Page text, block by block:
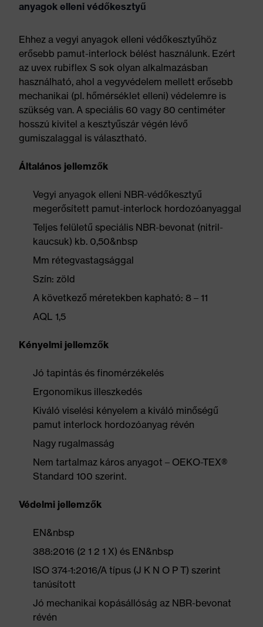
anyagok elleni védőkesztyű
Ehhez a vegyi anyagok elleni védőkesztyűhöz
erősebb pamut-interlock bélést használunk. Ezért
az uvex rubiflex S sok olyan alkalmazásban
használható, ahol a vegyvédelem mellett erősebb
mechanikai (pl. hőmérséklet elleni) védelemre is
szükség van. A speciális 60 vagy 80 centiméter
hosszú kivitel a kesztyűszár végén lévő
gumiszalaggal is választható.
Általános jellemzők
Vegyi anyagok elleni NBR-védőkesztyű
megerősített pamut-interlock hordozóanyaggal
Teljes felületű speciális NBR-bevonat (nitril-
kaucsuk) kb. 0,50&nbsp
Mm rétegvastagsággal
Szín: zöld
A következő méretekben kapható: 8 – 11
AQL 1,5
Kényelmi jellemzők
Jó tapintás és finomérzékelés
Ergonomikus illeszkedés
Kiváló viselési kényelem a kiváló minőségű
pamut interlock hordozóanyag révén
Nagy rugalmasság
Nem tartalmaz káros anyagot – OEKO-TEX®
Standard 100 szerint.
Védelmi jellemzők
EN&nbsp
388:2016 (2 1 2 1 X) és EN&nbsp
ISO 374-1:2016/A típus (J K N O P T) szerint
tanúsított
Jó mechanikai kopásállóság az NBR-bevonat
révén